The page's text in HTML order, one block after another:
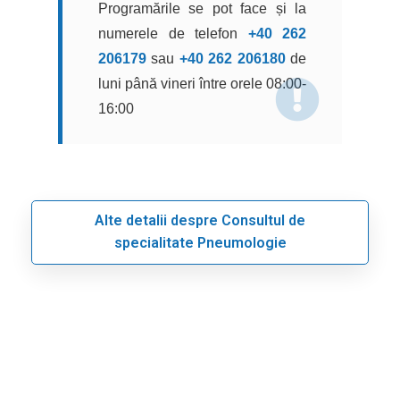
Programările se pot face și la
numerele de telefon +40 262
206179 sau +40 262 206180de
luni până vineri între orele 08:00-
16:00
Alte detalii despre Consultul de
specialitate Pneumologie